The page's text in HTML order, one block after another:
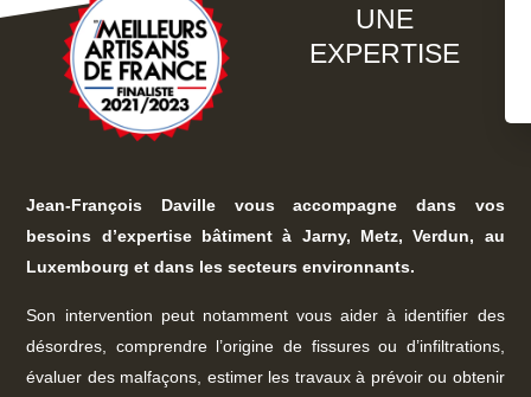
UNE
EXPERTISE
Jean-François Daville vous accompagne dans vos
besoins d’expertise bâtiment à Jarny, Metz, Verdun, au
Luxembourg et dans les secteurs environnants.
Son intervention peut notamment vous aider à identifier des
désordres, comprendre l’origine de fissures ou d’infiltrations,
évaluer des malfaçons, estimer les travaux à prévoir ou obtenir